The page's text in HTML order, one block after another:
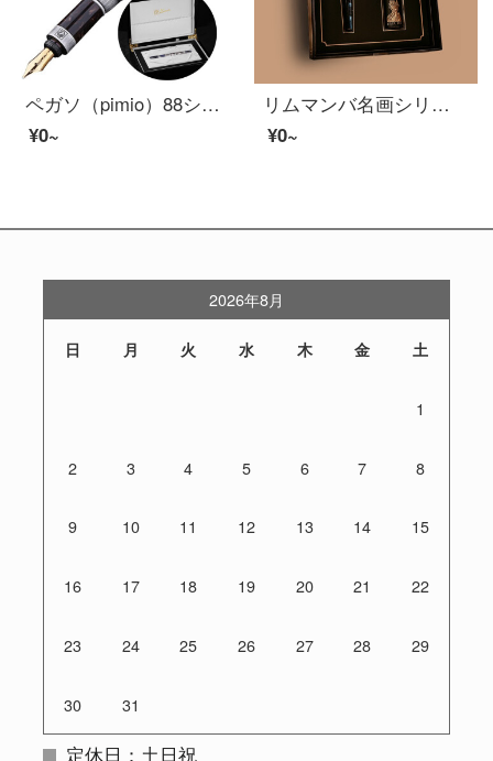
ペガソ（pimio）88シリーズ万年笔14 K万年笔ビジネスオフィス用トレーニングインクカートリッジトレーニング万年笔金属ビジネス高级礼箱包装灰色の时期礼箱シングルサポート
¥0~
リムマンバ名画シリーズの名画猫のグロテスク趣味万年笔欧式オリジナルデザイン万年笔书道サイン万年笔教师成人礼箱セットカップル文芸金刻印可能字フリーダニャンF尖0.5 mm
¥0~
2026年8月
日 月 火 水 木 金 土
1
2 3 4 5 6 7 8
9 10 11 12 13 14 15
16 17 18 19 20 21 22
23 24 25 26 27 28 29
30 31
定休日：土日祝